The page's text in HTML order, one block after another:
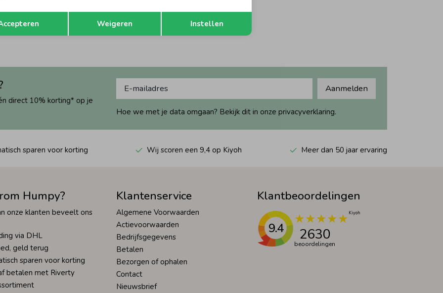
34,97
direct 10% korting* op je
Aanmelden
Hoe we met je data omgaan? Bekijk dit in onze privacyverklaring.
sparen voor korting Wij scoren een 9,4 op Kiyoh Meer dan 50 jaar ervaring
Humpy?
onze klanten beveelt ons
via DHL
geld terug
sparen voor korting
betalen met Riverty
Klantenservice
Algemene Voorwaarden
Actievoorwaarden
Bedrijfsgegevens
Betalen
Bezorgen of ophalen
Contact
Nieuwsbrief
Klantbeoordelingen
9.4 2630
beoordelingen
Terug Opslaan
Weigeren Instellen